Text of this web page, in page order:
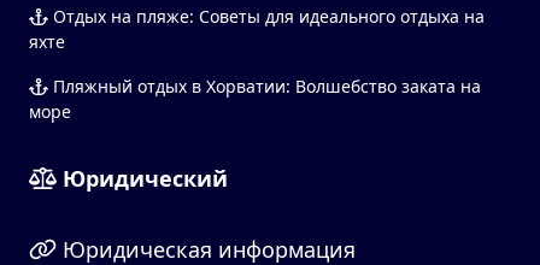
Отдых на пляже: Советы для идеального отдыха на
яхте
Пляжный отдых в Хорватии: Волшебство заката на
море
Юридический
Юридическая информация